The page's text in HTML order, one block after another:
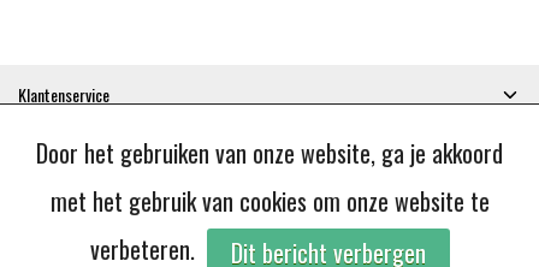
Klantenservice
Categorieën
Contactgegevens
© Copyright 2026 - JoBie | RealisatieInStijl Media
Door het gebruiken van onze website, ga je akkoord
met het gebruik van cookies om onze website te
verbeteren.
Dit bericht verbergen